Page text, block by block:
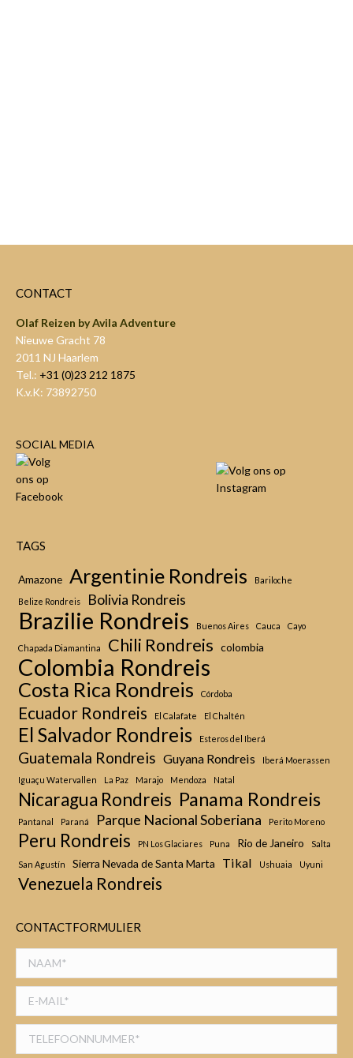
CONTACT
Olaf Reizen by Avila Adventure
Nieuwe Gracht 78
2011 NJ Haarlem
Tel.: +31 (0)23 212 1875
K.v.K: 73892750
SOCIAL MEDIA
TAGS
Amazone Argentinie Rondreis Bariloche
Belize Rondreis Bolivia Rondreis
Brazilie Rondreis Buenos Aires Cauca Cayo
Chapada Diamantina Chili Rondreis colombia
Colombia Rondreis
Costa Rica Rondreis Córdoba
Ecuador Rondreis El Calafate El Chaltén
El Salvador Rondreis Esteros del Iberá
Guatemala Rondreis Guyana Rondreis
Iberá Moerassen
Iguaçu Watervallen
La Paz Marajo Mendoza Natal
Nicaragua Rondreis Panama Rondreis
Pantanal Paraná Parque Nacional Soberiana Perito Moreno
Peru Rondreis PN Los Glaciares Puna Rio de Janeiro
Salta
San Agustín
Sierra Nevada de Santa Marta Tikal Ushuaia Uyuni
Venezuela Rondreis
CONTACTFORMULIER